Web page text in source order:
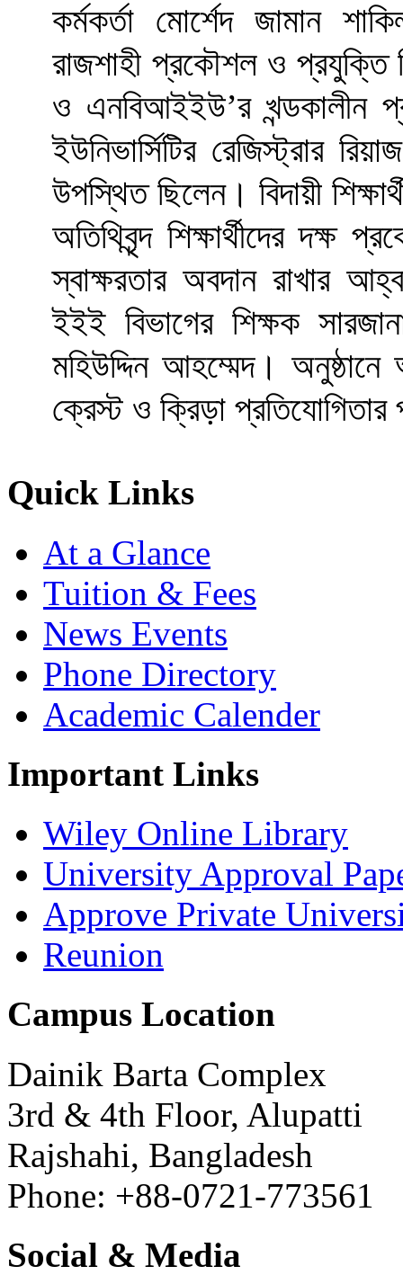
কর্মকর্তা মোর্শেদ জামান
রাজশাহী প্রকৌশল ও প্রযুক্তি
ও এনবিআইইউ’র খন্ডকালীন
ইউনিভার্সিটির রেজিস্ট্রার
উপস্থিত ছিলেন। বিদায়ী
অতিথিবৃন্দ শিক্ষার্থীদের দক্ষ
স্বাক্ষরতার অবদান রাখার
ইইই বিভাগের শিক্ষক
মহিউদ্দিন আহম্মেদ। অনুষ্ঠানে
ক্রেস্ট ও ক্রিড়া
Quick Links
At a Glance
Tuition & Fees
News Events
Phone Directory
Academic Calender
Important Links
Wiley Online Library
University Approval
Approve Private
Reunion
Campus Location
Dainik Barta Complex
3rd & 4th Floor, Alupatti
Rajshahi, Bangladesh
Phone: +88-0721-773561
Social & Media